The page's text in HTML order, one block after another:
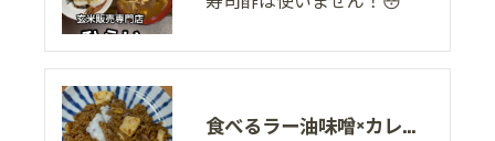
食べるラー油味噌×カレー！